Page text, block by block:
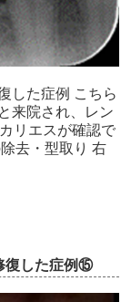
した症例 こちら
来院され、レン
リエスが確認で
去・型取り 右
復した症例⑮